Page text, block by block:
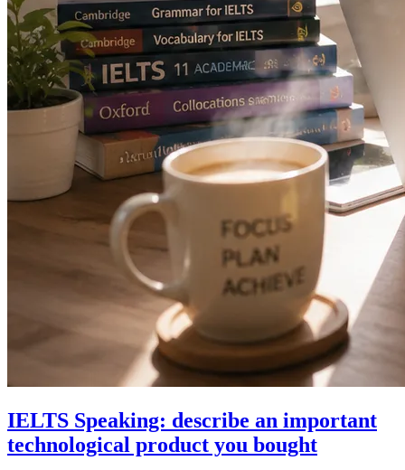
IELTS Speaking: describe an important
technological product you bought